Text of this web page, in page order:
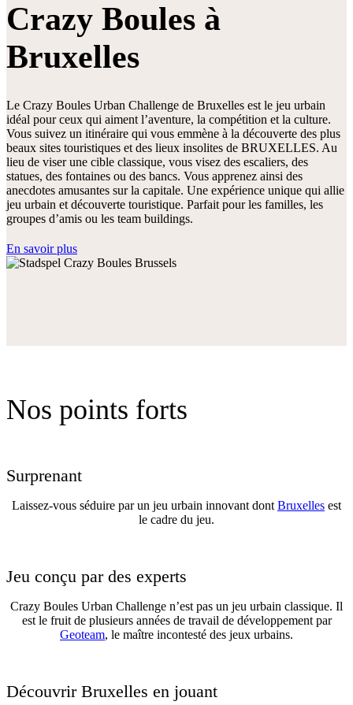
Crazy Boules à
Bruxelles
Le Crazy Boules Urban Challenge de Bruxelles est le jeu urbain
idéal pour ceux qui aiment l’aventure, la compétition et la culture.
Vous suivez un itinéraire qui vous emmène à la découverte des plus
beaux sites touristiques et des lieux insolites de BRUXELLES. Au
lieu de viser une cible classique, vous visez des escaliers, des
statues, des fontaines ou des bancs. Vous apprenez ainsi des
anecdotes amusantes sur la capitale. Une expérience unique qui allie
jeu urbain et découverte touristique. Parfait pour les familles, les
groupes d’amis ou les team buildings.
En savoir plus
Nos points forts
Surprenant
Laissez-vous séduire par un jeu urbain innovant dont Bruxelles est
le cadre du jeu.
Jeu conçu par des experts
Crazy Boules Urban Challenge n’est pas un jeu urbain classique. Il
est le fruit de plusieurs années de travail de développement par
Geoteam, le maître incontesté des jeux urbains.
Découvrir Bruxelles en jouant